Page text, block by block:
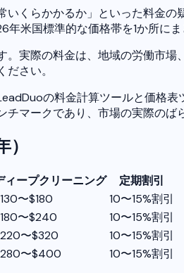
いくらかかるか」といった料金
米国標準的な価格帯を1か所に
。実際の料金は、地域の労働市
さい。
の料金計算ツールと価格
マークであり、市場の実際のば
ィープクリーニング
定期割引
〜$180
10〜15%割引
〜$240
10〜15%割引
〜$320
10〜15%割引
〜$400
10〜15%割引